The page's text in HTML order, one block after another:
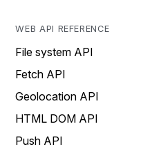
WEB API REFERENCE
File system API
Fetch API
Geolocation API
HTML DOM API
Push API